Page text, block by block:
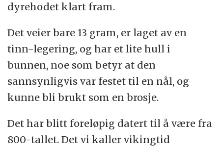
dyrehodet klart fram.
Det veier bare 13 gram, er laget av en
tinn-legering, og har et lite hull i
bunnen, noe som betyr at den
sannsynligvis var festet til en nål, og
kunne bli brukt som en brosje.
Det har blitt foreløpig datert til å være fra
800-tallet. Det vi kaller vikingtid